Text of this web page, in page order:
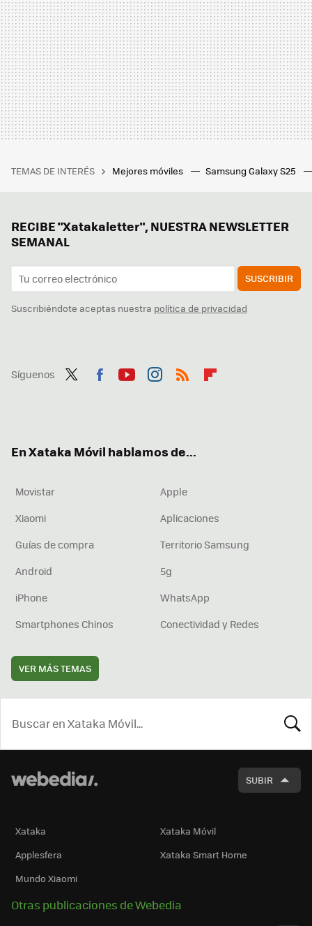
TEMAS DE INTERÉS Mejores móviles Samsung Galaxy S25
RECIBE "Xatakaletter", NUESTRA NEWSLETTER
SEMANAL
SUSCRIBIR
Suscribiéndote aceptas nuestra política de privacidad
Síguenos
En Xataka Móvil hablamos de...
Movistar
Apple
Xiaomi
Aplicaciones
Guías de compra
Territorio Samsung
Android
5g
iPhone
WhatsApp
Smartphones Chinos
Conectividad y Redes
VER MÁS TEMAS
SUBIR
Xataka
Xataka Móvil
Applesfera
Xataka Smart Home
Mundo Xiaomi
Otras publicaciones de Webedia